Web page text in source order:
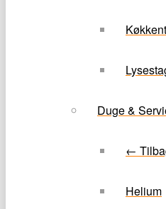
Duge &
←
Helium